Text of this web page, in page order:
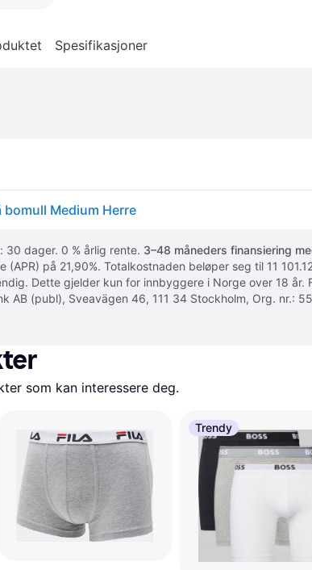
Spesifikasjoner
bomull Medium Herre
30 dager. 0 % årlig rente. 3–48 måneders finansiering
(APR) på 21,90%. Totalkostnaden beløper seg til 11
Dette gjelder kun for innbyggere i Norge over 18
AB (publ), Sveavägen 46, 111 34 Stockholm, Org. nr.:
som kan interessere deg.
Trendy